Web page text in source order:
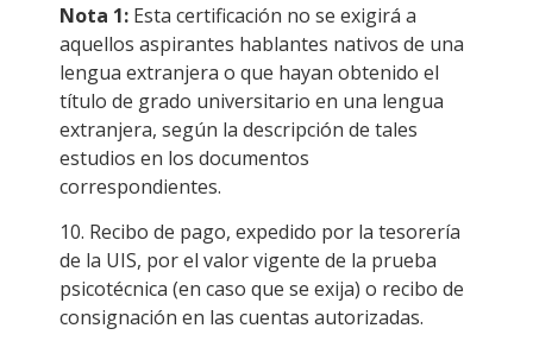
Nota 1: Esta certificación no se exigirá a
aquellos aspirantes hablantes nativos de una
lengua extranjera o que hayan obtenido el
título de grado universitario en una lengua
extranjera, según la descripción de tales
estudios en los documentos
correspondientes.
10. Recibo de pago, expedido por la tesorería
de la UIS, por el valor vigente de la prueba
psicotécnica (en caso que se exija) o recibo de
consignación en las cuentas autorizadas.